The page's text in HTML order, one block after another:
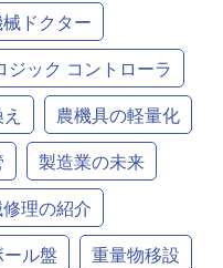
ドクター
ジック コントローラ
農機具の軽量化
製造業の未来
理の紹介
ル盤
重量物移設